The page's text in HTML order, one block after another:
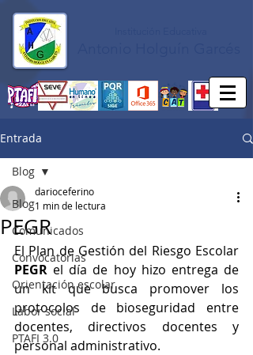
Entrada
Blog
Comunicados
Convocatorias
Orientación escolar
Labor social
PTAFI 3.0
Blog
PEGR
darioceferino
1 min de lectura
PEGR el día de hoy hizo entrega de
un kit que busca promover los
protocolos de bioseguridad entre
docentes, directivos docentes y
personal administrativo.